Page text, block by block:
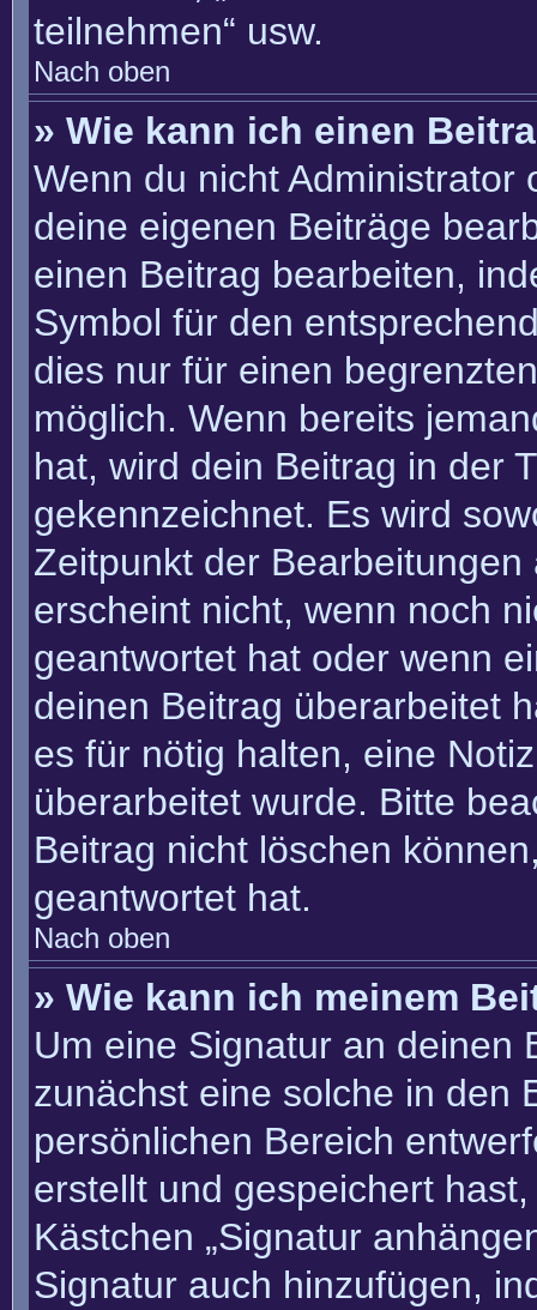
teilnehmen“ usw.
Nach oben
» Wie kann ich einen
Wenn du nicht
deine eigenen Beiträge
einen Beitrag bearbeiten,
Symbol für den
dies nur für einen
möglich. Wenn bereits
hat, wird dein Beitrag in der
gekennzeichnet. Es wird
Zeitpunkt der
erscheint nicht, wenn noch
geantwortet hat oder wenn
deinen Beitrag überarbeitet
es für nötig halten, eine
überarbeitet wurde. Bitte
Beitrag nicht löschen
geantwortet hat.
Nach oben
» Wie kann ich meinem
Um eine Signatur an deinen
zunächst eine solche in den
persönlichen Bereich
erstellt und gespeichert
Kästchen „Signatur
Signatur auch hinzufügen,